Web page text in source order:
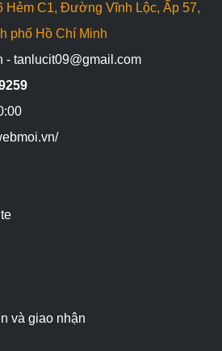
Hẻm C1, Đường Vĩnh Lộc, Ấp 57,
phố Hồ Chí Minh
- tanlucit09@gmail.com
và giao nhận